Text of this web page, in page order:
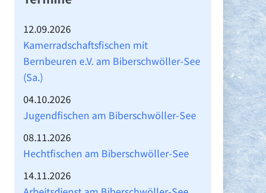
12.09.2026
Kamerradschaftsfischen mit
Bernbeuren e.V. am Biberschwöller-See
(Sa.)
04.10.2026
Jugendfischen am Biberschwöller-See
08.11.2026
Hechtfischen am Biberschwöller-See
14.11.2026